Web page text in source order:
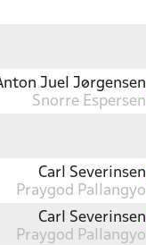
Juel Jørgensen
Snorre Espersen
Carl Severinsen
Praygod Pallangyo
Carl Severinsen
Praygod Pallangyo